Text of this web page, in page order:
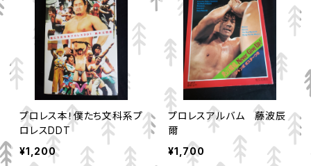
プロレス本！僕たち文科系プ
ロレスDDT
¥1,200
プロレスアルバム 藤波辰
爾
¥1,700